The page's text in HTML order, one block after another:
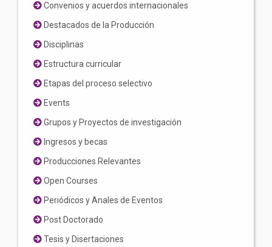
Convenios y acuerdos internacionales
Destacados de la Producción
Disciplinas
Estructura curricular
Etapas del proceso selectivo
Events
Grupos y Proyectos de investigación
Ingresos y becas
Producciones Relevantes
Open Courses
Periódicos y Anales de Eventos
Post Doctorado
Tesis y Disertaciones